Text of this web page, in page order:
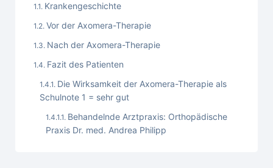
Krankengeschichte
Vor der Axomera-Therapie
Nach der Axomera-Therapie
Fazit des Patienten
Die Wirksamkeit der Axomera-Therapie als
Schulnote 1 = sehr gut
Behandelnde Arztpraxis: Orthopädische
Praxis Dr. med. Andrea Philipp